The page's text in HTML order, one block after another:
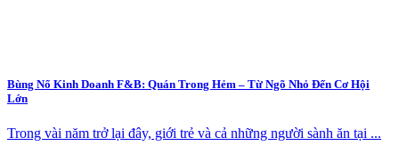
Bùng Nổ Kinh Doanh F&B: Quán Trong Hẻm – Từ Ngõ Nhỏ Đến Cơ Hội
Lớn
Trong vài năm trở lại đây, giới trẻ và cả những người sành ăn tại ...